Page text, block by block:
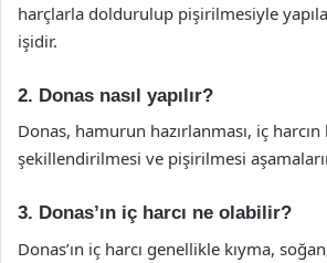
harçlarla doldurulup pişirilmesiyle
işidir.
2. Donas nasıl yapılır?
Donas, hamurun hazırlanması, iç harcın
şekillendirilmesi ve pişirilmesi
3. Donas’ın iç harcı ne olabilir?
Donas’ın iç harcı genellikle kıyma,